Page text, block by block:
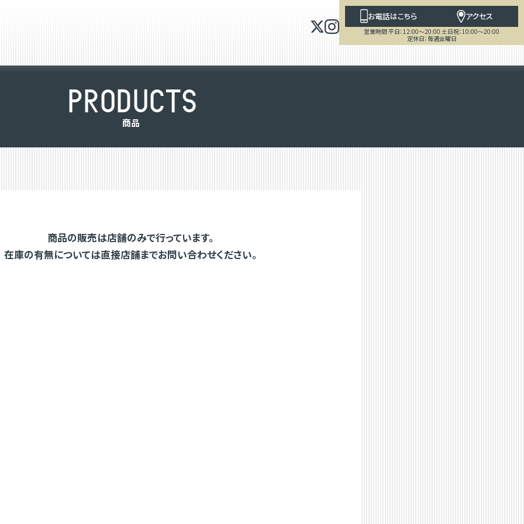
お電話はこちら アクセス
営業時間 平日：12:00～20:00 土日祝：10:00～20:00
定休日：毎週金曜日
PRODUCTS
商品
商品の販売は店舗のみで行っています。
在庫の有無については直接店舗までお問い合わせください。